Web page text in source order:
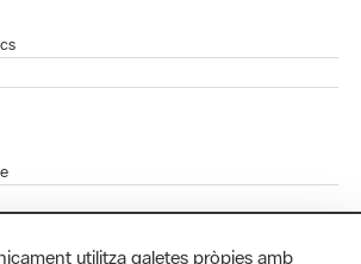
utilitza galetes pròpies amb